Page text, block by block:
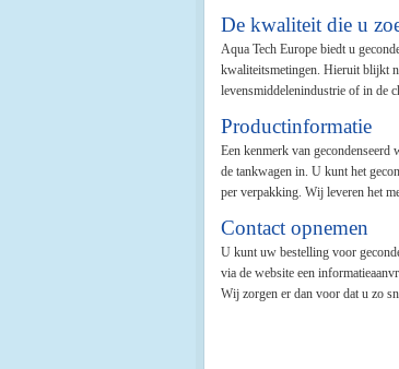
De kwaliteit die u
Aqua Tech Europe biedt u
kwaliteitsmetingen. Hieruit blijkt
levensmiddelenindustrie of in de
Productinformatie
Een kenmerk van gecondenseerd
de tankwagen in. U kunt het
per verpakking. Wij leveren het
Contact opnemen
U kunt uw bestelling voor
via de website een
Wij zorgen er dan voor dat u zo